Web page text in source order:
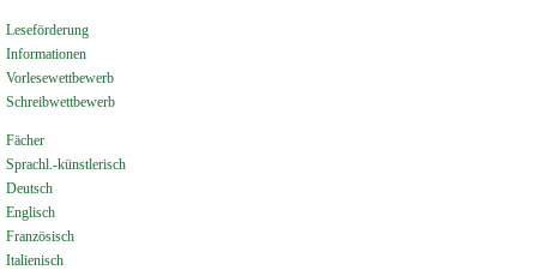
Leseförderung
Informationen
Vorlesewettbewerb
Schreibwettbewerb
Fächer
Sprachl.-künstlerisch
Deutsch
Englisch
Französisch
Italienisch